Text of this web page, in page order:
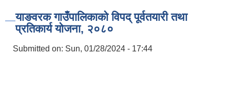
याङवरक गाउँपालिकाको विपद् पूर्वतयारी तथा
प्रतिकार्य योजना, २०८०
Submitted on: Sun, 01/28/2024 - 17:44